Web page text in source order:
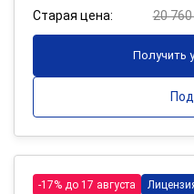
Старая цена:
20 760
Получить
-17% до 17 августа